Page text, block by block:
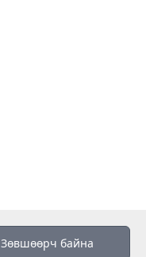
Зөвшөөрч байна